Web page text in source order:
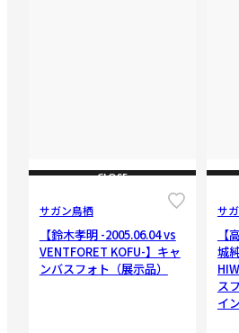
CLOSE
サガン鳥栖
【鈴木孝明 -2005.06.04 vs
VENTFORET KOFU-】キャ
ンバスフォト（展示品）
サ
【
城
ス
イ